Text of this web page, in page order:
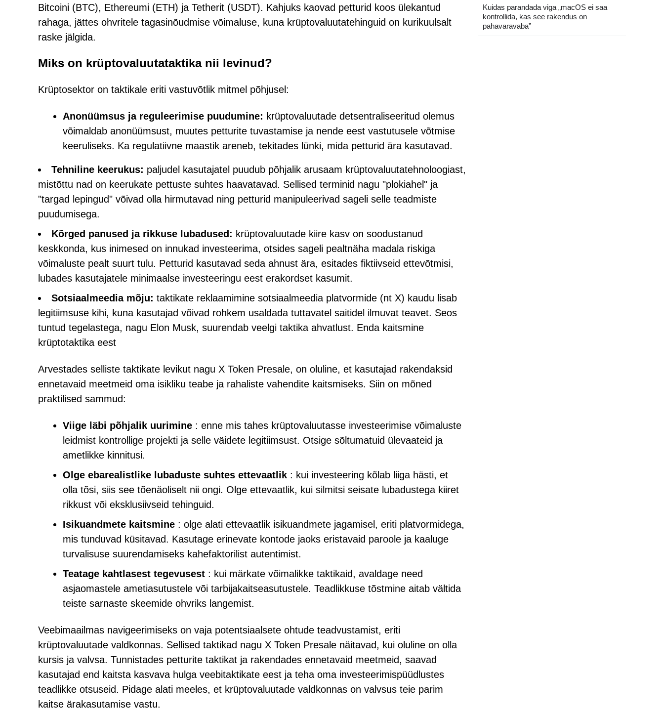
Bitcoini (BTC), Ethereumi (ETH) ja Tetherit (USDT). Kahjuks kaovad petturid koos ülekantud
rahaga, jättes ohvritele tagasinõudmise võimaluse, kuna krüptovaluutatehinguid on kurikuulsalt
raske jälgida.
Miks on krüptovaluutataktika nii levinud?
Krüptosektor on taktikale eriti vastuvõtlik mitmel põhjusel:
Anonüümsus ja reguleerimise puudumine: krüptovaluutade detsentraliseeritud olemus
võimaldab anonüümsust, muutes petturite tuvastamise ja nende eest vastutusele võtmise
keeruliseks. Ka regulatiivne maastik areneb, tekitades lünki, mida petturid ära kasutavad.
Tehniline keerukus: paljudel kasutajatel puudub põhjalik arusaam krüptovaluutatehnoloogiast,
mistõttu nad on keerukate pettuste suhtes haavatavad. Sellised terminid nagu "plokiahel" ja
"targad lepingud" võivad olla hirmutavad ning petturid manipuleerivad sageli selle teadmiste
puudumisega.
Kõrged panused ja rikkuse lubadused: krüptovaluutade kiire kasv on soodustanud
keskkonda, kus inimesed on innukad investeerima, otsides sageli pealtnäha madala riskiga
võimaluste pealt suurt tulu. Petturid kasutavad seda ahnust ära, esitades fiktiivseid ettevõtmisi,
lubades kasutajatele minimaalse investeeringu eest erakordset kasumit.
Sotsiaalmeedia mõju: taktikate reklaamimine sotsiaalmeedia platvormide (nt X) kaudu lisab
legitiimsuse kihi, kuna kasutajad võivad rohkem usaldada tuttavatel saitidel ilmuvat teavet. Seos
tuntud tegelastega, nagu Elon Musk, suurendab veelgi taktika ahvatlust. Enda kaitsmine
krüptotaktika eest
Arvestades selliste taktikate levikut nagu X Token Presale, on oluline, et kasutajad rakendaksid
ennetavaid meetmeid oma isikliku teabe ja rahaliste vahendite kaitsmiseks. Siin on mõned
praktilised sammud:
Viige läbi põhjalik uurimine : enne mis tahes krüptovaluutasse investeerimise võimaluste
leidmist kontrollige projekti ja selle väidete legitiimsust. Otsige sõltumatuid ülevaateid ja
ametlikke kinnitusi.
Olge ebarealistlike lubaduste suhtes ettevaatlik : kui investeering kõlab liiga hästi, et
olla tõsi, siis see tõenäoliselt nii ongi. Olge ettevaatlik, kui silmitsi seisate lubadustega kiiret
rikkust või eksklusiivseid tehinguid.
Isikuandmete kaitsmine : olge alati ettevaatlik isikuandmete jagamisel, eriti platvormidega,
mis tunduvad küsitavad. Kasutage erinevate kontode jaoks eristavaid paroole ja kaaluge
turvalisuse suurendamiseks kahefaktorilist autentimist.
Teatage kahtlasest tegevusest : kui märkate võimalikke taktikaid, avaldage need
asjaomastele ametiasutustele või tarbijakaitseasutustele. Teadlikkuse tõstmine aitab vältida
teiste sarnaste skeemide ohvriks langemist.
Veebimaailmas navigeerimiseks on vaja potentsiaalsete ohtude teadvustamist, eriti
krüptovaluutade valdkonnas. Sellised taktikad nagu X Token Presale näitavad, kui oluline on olla
kursis ja valvsa. Tunnistades petturite taktikat ja rakendades ennetavaid meetmeid, saavad
kasutajad end kaitsta kasvava hulga veebitaktikate eest ja teha oma investeerimispüüdlustes
teadlikke otsuseid. Pidage alati meeles, et krüptovaluutade valdkonnas on valvsus teie parim
kaitse ärakasutamise vastu.
Kuidas parandada viga „macOS ei saa
kontrollida, kas see rakendus on
pahavaravaba”